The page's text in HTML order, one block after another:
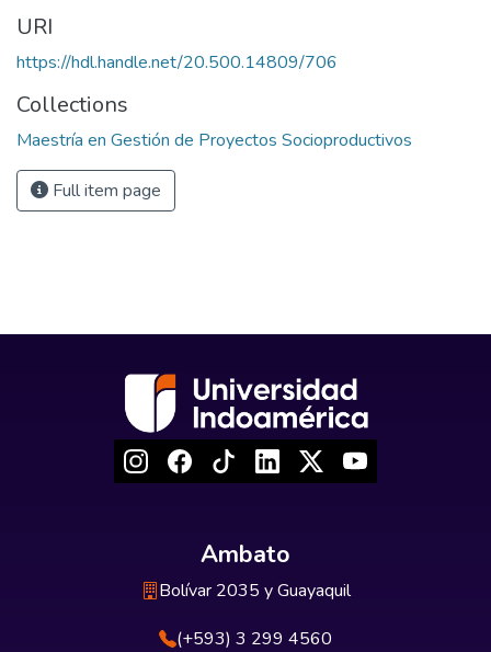
URI
https://hdl.handle.net/20.500.14809/706
Collections
Maestría en Gestión de Proyectos Socioproductivos
Full item page
Ambato
Bolívar 2035 y Guayaquil
(+593) 3 299 4560